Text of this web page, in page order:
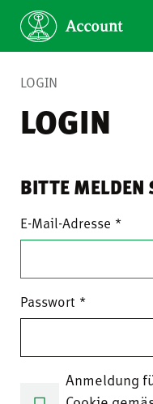
LOGIN
LOGIN
BITTE MELDEN
E-Mail-Adresse
Passwort
Anmeldung